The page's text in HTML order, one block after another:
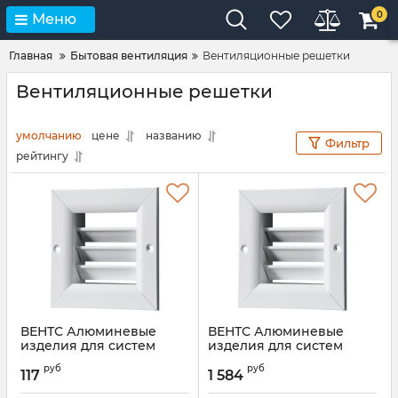
Меню 0
Главная Бытовая вентиляция Вентиляционные решетки
Вентиляционные решетки
умолчанию цене
названию
рейтингу
Фильтр
ВЕНТС Алюминевые
изделия для систем
вентиляции ОРГ 200*100
Артикул:
117 руб
ВЕНТС Алюминевые
изделия для систем
вентиляции ОРГ
800*800
Артикул: 00000023211
1 584 руб